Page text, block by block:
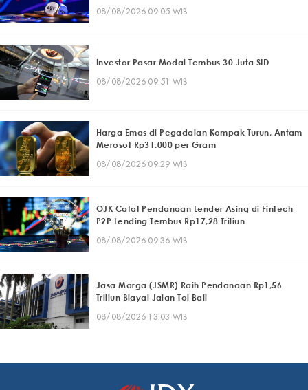
08/08/2026 09:05 WIB
Investor Pasar Modal Tembus 30 Juta SID
08/08/2026 09:51 WIB
Harga Emas di Pegadaian Kompak Turun, Antam
Merosot Rp31.000 per Gram
08/08/2026 09:29 WIB
OJK Catat Pendanaan Lender Asing di Fintech
P2P Lending Tembus Rp17,28 Triliun
08/08/2026 09:36 WIB
Jasa Marga (JSMR) Raih Pendanaan Rp1,56
Triliun Biayai Jalan Tol Bali
08/08/2026 13:03 WIB